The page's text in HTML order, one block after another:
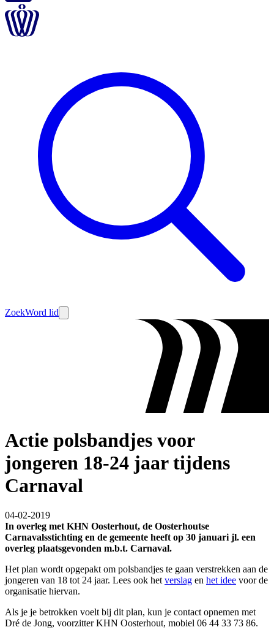
ZoekWord lid
Actie polsbandjes voor
jongeren 18-24 jaar tijdens
Carnaval
04-02-2019
In overleg met KHN Oosterhout, de Oosterhoutse
Carnavalsstichting en de gemeente heeft op 30 januari jl. een
overleg plaatsgevonden m.b.t. Carnaval.
Het plan wordt opgepakt om polsbandjes te gaan verstrekken aan de
jongeren van 18 tot 24 jaar. Lees ook het verslag en het idee voor de
organisatie hiervan.
Als je je betrokken voelt bij dit plan, kun je contact opnemen met
Dré de Jong, voorzitter KHN Oosterhout, mobiel 06 44 33 73 86.